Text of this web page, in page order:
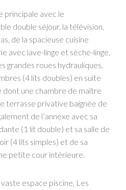
principale avec le
double séjour, la télévision,
de la spacieuse cuisine
avec lave-linge et sèche-linge,
grandes roues hydrauliques,
(4 lits doubles) en suite
dont une chambre de maître
terrasse privative baignée de
de l’annexe avec sa
(1 lit double) et sa salle de
(4 lits simples) et de sa
petite cour intérieure.
espace piscine, Les